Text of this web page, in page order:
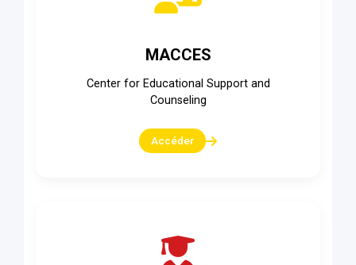
MACCES
Center for Educational Support and
Counseling
Accéder